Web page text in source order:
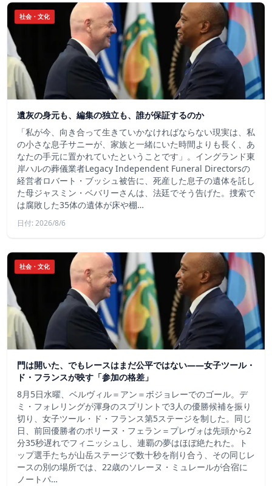
社会・文化
遺灰の身元も、編集の独立も、誰が保証するのか
「私が今、向き合って生きていかなければならない現実は、私
の小さな息子サニーが、家族と一緒にいた時間よりも長く、あ
なたの手元に置かれていたということです」。イングランド東
岸ハルの葬儀業者Legacy Independent Funeral Directorsの
経営者ロバート・ブッシュ被告に、死産した息子の遺体を託し
た母ジャスミン・ベバリーさんは、法廷でそう告げた。捜索で
は腐敗した35体の遺体が床や棚…
日付: 2026/8/6
社会・文化
門は開いた、でもレースはまだ公平ではない――女子ツール・
ド・フランスが映す「参加の格差」
8月5日水曜、ベルヴィル＝アン＝ボジョレーでのゴール。デ
ミ・フォレリングが渾身のスプリントで3人の優勝候補を振り
切り、女子ツール・ド・フランス第5ステージを制した。同じ
日、前回優勝者のポリーヌ・フェラン＝プレヴォは先頭から2
分35秒遅れでフィニッシュし、連覇の夢はほぼ絶たれた。ト
ップ選手たちが山岳ステージで数十秒を削り合う、その同じレ
ースの別の場所では、22歳のソレーヌ・ミュレールが合宿に
ノートパ…